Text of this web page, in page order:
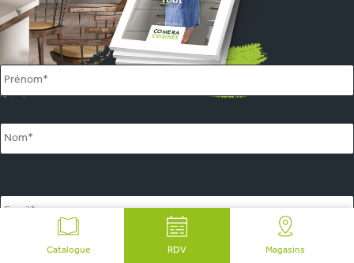
Catalogue RDV Magasins
Name *
marketing
J’accepte de recevoir des informations de la part de COMERA